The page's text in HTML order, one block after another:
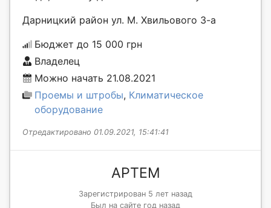
Дарницкий район ул. М. Хвильового 3-а
Бюджет до 15 000 грн
Владелец
Можно начать 21.08.2021
Проемы и штробы, Климатическое
оборудование
Отредактировано 01.09.2021, 15:41:41
АРТЕМ
Зарегистрирован 5 лет назад
Был на сайте год назад